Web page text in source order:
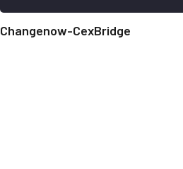
Changenow-CexBridge